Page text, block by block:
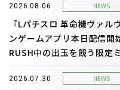
2026.08.06 NEWS
『Lパチスロ 革命機ヴァ
ンゲームアプリ本日配信
RUSH中の出玉を競う限定
2026.07.30 NEWS